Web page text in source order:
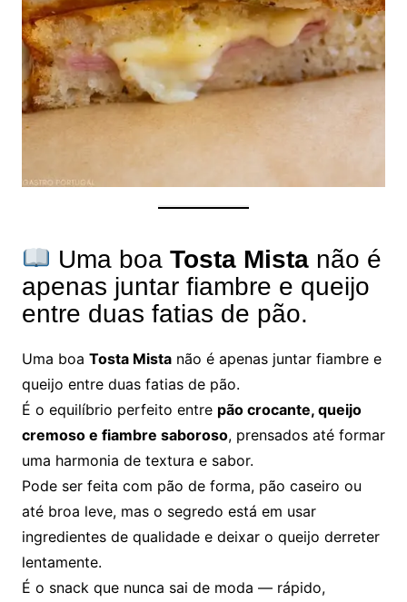
Uma boa Tosta Mistanão é
apenas juntar fiambre e queijo
entre duas fatias de pão.
Uma boa Tosta Mistanão é apenas juntar fiambre e
queijo entre duas fatias de pão.
É o equilíbrio perfeito entre pão crocante, queijo
cremoso e fiambre saboroso, prensados até formar
uma harmonia de textura e sabor.
Pode ser feita com pão de forma, pão caseiro ou
até broa leve, mas o segredo está em usar
ingredientes de qualidade e deixar o queijo derreter
lentamente.
É o snack que nunca sai de moda — rápido,